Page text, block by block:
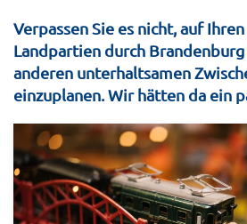
Verpassen Sie es nicht, auf
Landpartien durch
anderen unterhaltsamen
einzuplanen. Wir hätten da ein